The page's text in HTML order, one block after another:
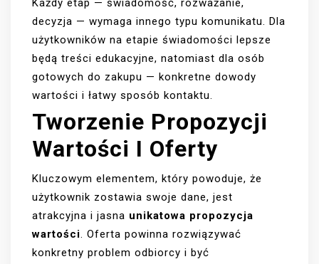
Każdy etap — świadomość, rozważanie,
decyzja — wymaga innego typu komunikatu. Dla
użytkowników na etapie świadomości lepsze
będą treści edukacyjne, natomiast dla osób
gotowych do zakupu — konkretne dowody
wartości i łatwy sposób kontaktu.
Tworzenie Propozycji
Wartości I Oferty
Kluczowym elementem, który powoduje, że
użytkownik zostawia swoje dane, jest
atrakcyjna i jasna unikatowa propozycja
wartości. Oferta powinna rozwiązywać
konkretny problem odbiorcy i być